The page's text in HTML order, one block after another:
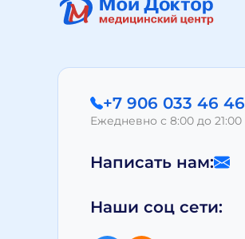
+7 906 033 46 46
Ежедневно с 8:00 до 21:00
Написать нам:
Наши соц сети: